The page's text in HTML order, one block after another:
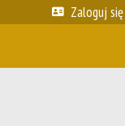
Zaloguj się